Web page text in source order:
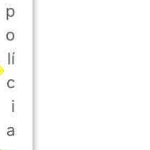
p
o
lí
c
i
a